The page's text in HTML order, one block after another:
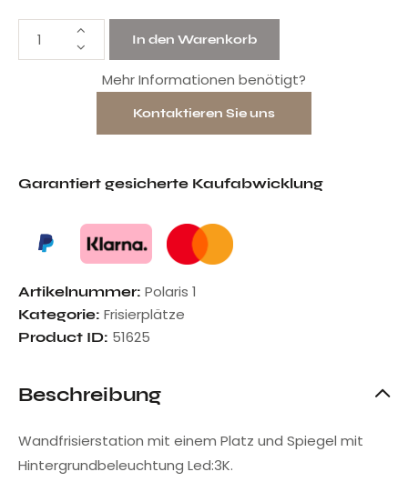
In den Warenkorb
Mehr Informationen benötigt?
Kontaktieren Sie uns
Garantiert gesicherte Kaufabwicklung
Artikelnummer: Polaris 1
Kategorie: Frisierplätze
Product ID: 51625
Beschreibung
Wandfrisierstation mit einem Platz und Spiegel mit
Hintergrundbeleuchtung Led:3K.